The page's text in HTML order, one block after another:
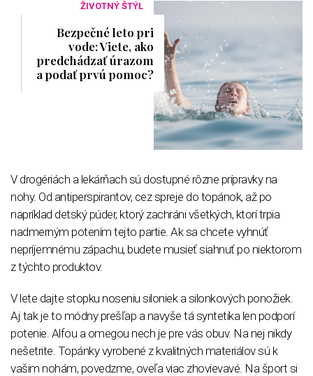
ŽIVOTNÝ ŠTÝL
Bezpečné leto pri
vode: Viete, ako
predchádzať úrazom
a podať prvú pomoc?
V drogériách a lekárňach sú dostupné rôzne prípravky na
nohy. Od antiperspirantov, cez spreje do topánok, až po
napríklad detský púder, ktorý zachráni všetkých, ktorí trpia
nadmerným potením tejto partie. Ak sa chcete vyhnúť
nepríjemnému zápachu, budete musieť siahnuť po niektorom
z týchto produktov.
V lete dajte stopku noseniu siloniek a silonkových ponožiek.
Aj tak je to módny prešľap a navyše tá syntetika len podporí
potenie. Alfou a omegou nech je pre vás obuv. Na nej nikdy
nešetrite. Topánky vyrobené z kvalitných materiálov sú k
vašim nohám, povedzme, oveľa viac zhovievavé. Na šport si